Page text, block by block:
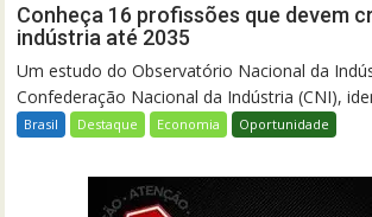
Conheça 16 profissões que devem
indústria até 2035
Um estudo do Observatório Nacional da
Confederação Nacional da Indústria (CNI),
Brasil Destaque Economia Oportunidade